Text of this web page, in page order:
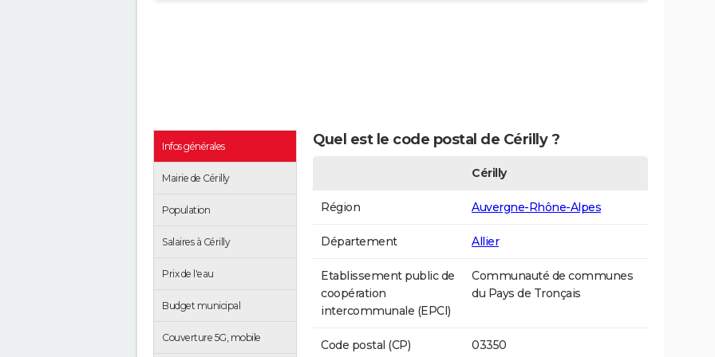
Infos générales
Mairie de Cérilly
Population
Salaires à Cérilly
Prix de l'eau
Budget municipal
Couverture 5G, mobile
Quel est le code postal de Cérilly ?
Cérilly
Région Auvergne-Rhône-Alpes
Département Allier
Etablissement public de
coopération
intercommunale (EPCI)
Communauté de communes
du Pays de Tronçais
Code postal (CP) 03350